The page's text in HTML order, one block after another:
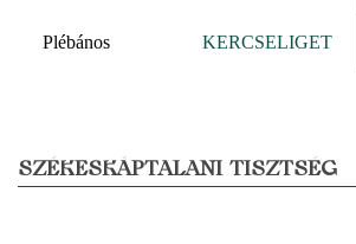
Plébános KERCSELIGET
SZÉKESKÁPTALANI TISZTSÉG